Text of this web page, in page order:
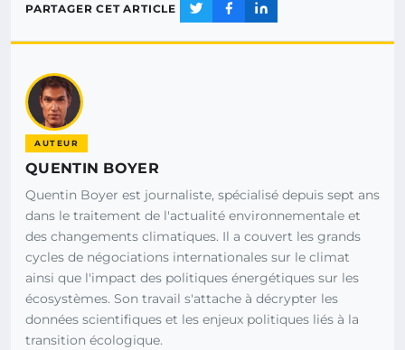
PARTAGER CET ARTICLE
AUTEUR
QUENTIN BOYER
Quentin Boyer est journaliste, spécialisé depuis sept ans
dans le traitement de l'actualité environnementale et
des changements climatiques. Il a couvert les grands
cycles de négociations internationales sur le climat
ainsi que l'impact des politiques énergétiques sur les
écosystèmes. Son travail s'attache à décrypter les
données scientifiques et les enjeux politiques liés à la
transition écologique.